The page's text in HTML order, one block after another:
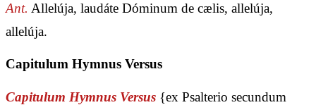
Ant. Allelúja, laudáte Dóminum de cælis, allelúja,
allelúja.
Capitulum Hymnus Versus
Capitulum Hymnus Versus {ex Psalterio secundum